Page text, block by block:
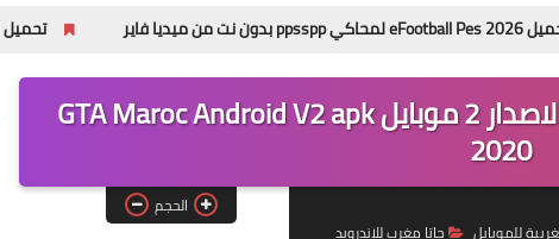
تحميل باتش Pes 2013 Next Season Patch 2026 من ميديا فاير
تحميل لعبة جاتا المغرب للاندرويد الاصدار 2 موبايل GTA Maroc Android V2 apk
2020
للموبايل
جاتا مغرب للاندرويد
الحجم